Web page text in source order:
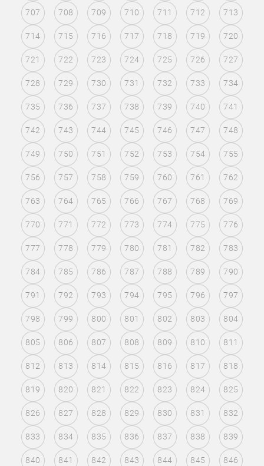
707 708 709 710 711 712 713
714 715 716 717 718 719 720
721 722 723 724 725 726 727
728 729 730 731 732 733 734
735 736 737 738 739 740 741
742 743 744 745 746 747 748
749 750 751 752 753 754 755
756 757 758 759 760 761 762
763 764 765 766 767 768 769
770 771 772 773 774 775 776
777 778 779 780 781 782 783
784 785 786 787 788 789 790
791 792 793 794 795 796 797
798 799 800 801 802 803 804
805 806 807 808 809 810 811
812 813 814 815 816 817 818
819 820 821 822 823 824 825
826 827 828 829 830 831 832
833 834 835 836 837 838 839
840 841 842 843 844 845 846